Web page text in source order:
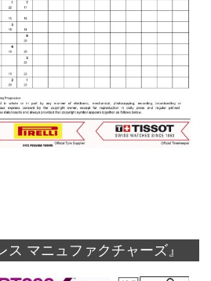
ス マニュファクチャーズ』